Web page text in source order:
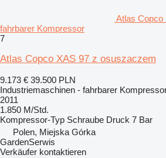
Atlas Copco
fahrbarer Kompressor
7
Atlas Copco XAS 97 z osuszaczem
9.173 € 39.500 PLN
Industriemaschinen - fahrbarer
2011
1.850 M/Std.
Kompressor-Typ Schraube Druck 7 Bar
Polen, Miejska Górka
GardenSerwis
Verkäufer kontaktieren